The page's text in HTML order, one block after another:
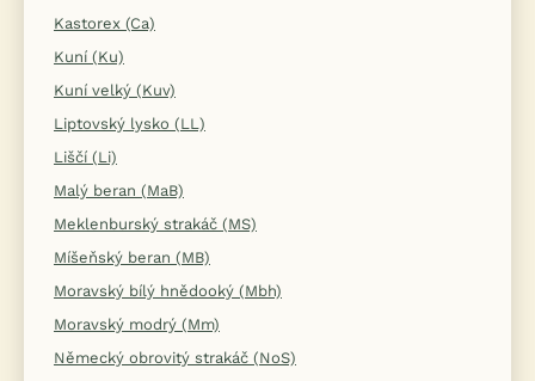
Kastorex (Ca)
Kuní (Ku)
Kuní velký (Kuv)
Liptovský lysko (LL)
Liščí (Li)
Malý beran (MaB)
Meklenburský strakáč (MS)
Míšeňský beran (MB)
Moravský bílý hnědooký (Mbh)
Moravský modrý (Mm)
Německý obrovitý strakáč (NoS)